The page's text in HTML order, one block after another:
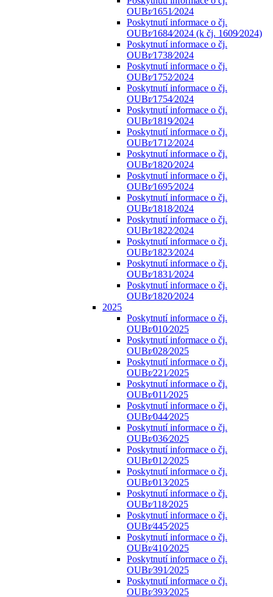
OUBr⁄1651⁄2024
Poskytnutí informace o čj.
OUBr⁄1684⁄2024 (k čj. 1609⁄2024)
Poskytnutí informace o čj.
OUBr⁄1738⁄2024
Poskytnutí informace o čj.
OUBr⁄1752⁄2024
Poskytnutí informace o čj.
OUBr⁄1754⁄2024
Poskytnutí informace o čj.
OUBr⁄1819⁄2024
Poskytnutí informace o čj.
OUBr⁄1712⁄2024
Poskytnutí informace o čj.
OUBr⁄1820⁄2024
Poskytnutí informace o čj.
OUBr⁄1695⁄2024
Poskytnutí informace o čj.
OUBr⁄1818⁄2024
Poskytnutí informace o čj.
OUBr⁄1822⁄2024
Poskytnutí informace o čj.
OUBr⁄1823⁄2024
Poskytnutí informace o čj.
OUBr⁄1831⁄2024
Poskytnutí informace o čj.
OUBr⁄1820⁄2024
2025
Poskytnutí informace o čj.
OUBr⁄010⁄2025
Poskytnutí informace o čj.
OUBr⁄028⁄2025
Poskytnutí informace o čj.
OUBr⁄221⁄2025
Poskytnutí informace o čj.
OUBr⁄011⁄2025
Poskytnutí informace o čj.
OUBr⁄044⁄2025
Poskytnutí informace o čj.
OUBr⁄036⁄2025
Poskytnutí informace o čj.
OUBr⁄012⁄2025
Poskytnutí informace o čj.
OUBr⁄013⁄2025
Poskytnutí informace o čj.
OUBr⁄118⁄2025
Poskytnutí informace o čj.
OUBr⁄445⁄2025
Poskytnutí informace o čj.
OUBr⁄410⁄2025
Poskytnutí informace o čj.
OUBr⁄391⁄2025
Poskytnutí informace o čj.
OUBr⁄393⁄2025